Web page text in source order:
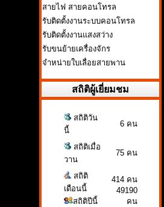
สายไฟ สายคอนโทรล
รับติดตั้งงานระบบคอนโทรล
รับติดตั้งงานแสงสว่าง
รับขนย้ายเครื่องจักร
จำหน่ายใบเลื่อยสายพาน
สถิติผู้เยี่ยมชม
สถิติวัน
นี้
6 คน
สถิติเมื่อ
วาน
75 คน
สถิติ
เดือนนี้
สถิติปีนี้
414 คน
49190
คน